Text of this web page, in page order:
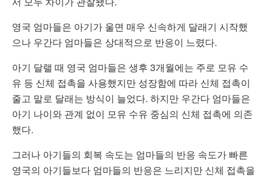
영국 엄마들은 아기가 울면 매우 신속하게 달래기 시작했
으나 우간다 엄마들은 상대적으로 반응이 느렸다.
아기 달랠 때 영국 엄마들은 생후 3개월에는 주로 모유 수
유 등 신체 접촉을 사용했지만 성장함에 따라 신체 접촉이
줄고 말로 달래는 방식이 늘었다. 하지만 우간다 엄마들은
아기 나이와 관계 없이 모유 수유 중심의 신체 접촉에 의존
했다.
그러나 아기들의 회복 속도는 엄마들의 반응 속도가 빠른
영국의 아기들보다 엄마들의 반응은 느리지만 신체 접촉을